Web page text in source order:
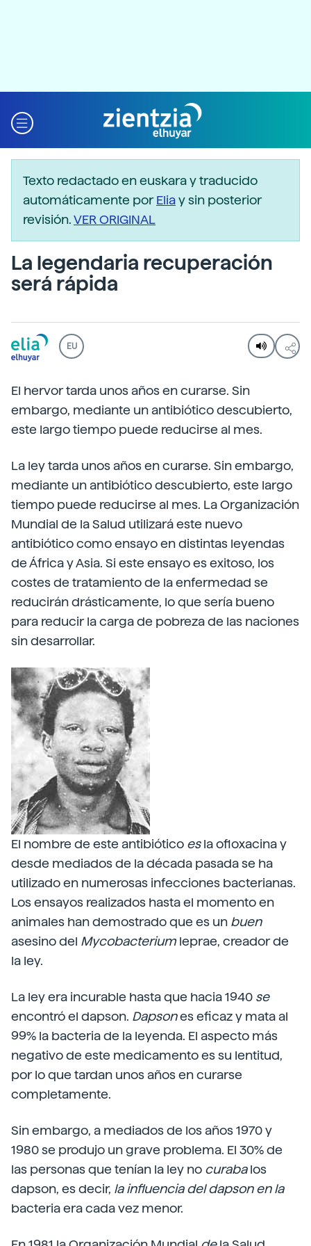
Texto redactado en euskara y traducido
automáticamente porEliay sin posterior
revisión.VER ORIGINAL
La legendaria recuperación
será rápida
EU
El hervor tarda unos años en curarse. Sin
embargo, mediante un antibiótico descubierto,
este largo tiempo puede reducirse al mes.
La ley tarda unos años en curarse. Sin embargo,
mediante un antibiótico descubierto, este largo
tiempo puede reducirse al mes. La Organización
Mundial de la Salud utilizará este nuevo
antibiótico como ensayo en distintas leyendas
de África y Asia. Si este ensayo es exitoso, los
costes de tratamiento de la enfermedad se
reducirán drásticamente, lo que sería bueno
para reducir la carga de pobreza de las naciones
sin desarrollar.
El nombre de este antibiótico esla ofloxacina y
desde mediados de la década pasada se ha
utilizado en numerosas infecciones bacterianas.
Los ensayos realizados hasta el momento en
animales han demostrado que es un buen
asesino del Mycobacteriumleprae, creador de
la ley.
La ley era incurable hasta que hacia 1940 se
encontró el dapson. Dapsones eficaz y mata al
99% la bacteria de la leyenda. El aspecto más
negativo de este medicamento es su lentitud,
por lo que tardan unos años en curarse
completamente.
Sin embargo, a mediados de los años 1970 y
1980 se produjo un grave problema. El 30% de
las personas que tenían la ley no curabalos
dapson, es decir, la influencia del dapson en la
bacteria era cada vez menor.